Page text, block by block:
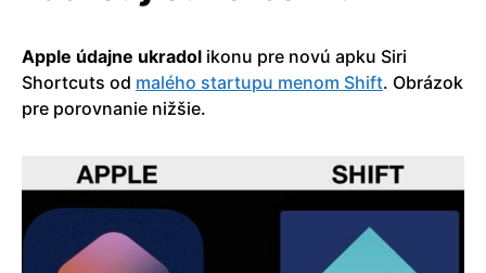
Apple údajne ukradol ikonu pre novú apku Siri
Shortcuts od malého startupu menom Shift. Obrázok
pre porovnanie nižšie.